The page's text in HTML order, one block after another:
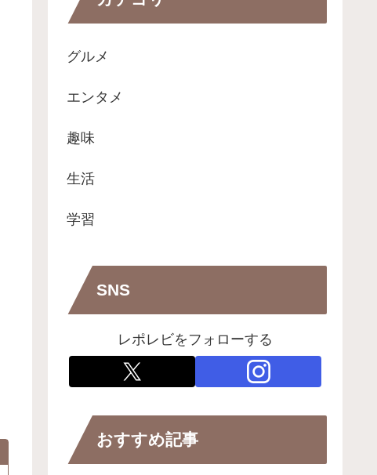
グルメ
エンタメ
趣味
生活
学習
SNS
レポレビをフォローする
おすすめ記事